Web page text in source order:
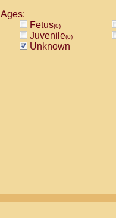
Ages:
Fetus(0)
Juvenile(0)
Unknown